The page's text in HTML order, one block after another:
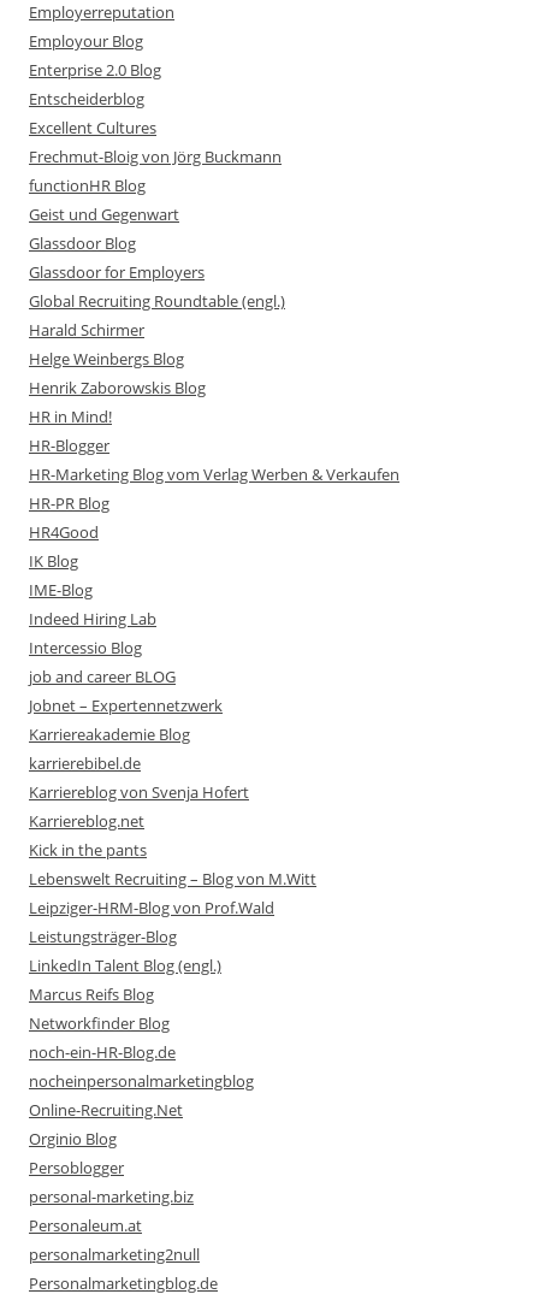
Employerreputation
Employour Blog
Enterprise 2.0 Blog
Entscheiderblog
Excellent Cultures
Frechmut-Bloig von Jörg Buckmann
functionHR Blog
Geist und Gegenwart
Glassdoor Blog
Glassdoor for Employers
Global Recruiting Roundtable (engl.)
Harald Schirmer
Helge Weinbergs Blog
Henrik Zaborowskis Blog
HR in Mind!
HR-Blogger
HR-Marketing Blog vom Verlag Werben & Verkaufen
HR-PR Blog
HR4Good
IK Blog
IME-Blog
Indeed Hiring Lab
Intercessio Blog
job and career BLOG
Jobnet – Expertennetzwerk
Karriereakademie Blog
karrierebibel.de
Karriereblog von Svenja Hofert
Karriereblog.net
Kick in the pants
Lebenswelt Recruiting – Blog von M.Witt
Leipziger-HRM-Blog von Prof.Wald
Leistungsträger-Blog
LinkedIn Talent Blog (engl.)
Marcus Reifs Blog
Networkfinder Blog
noch-ein-HR-Blog.de
nocheinpersonalmarketingblog
Online-Recruiting.Net
Orginio Blog
Persoblogger
personal-marketing.biz
Personaleum.at
personalmarketing2null
Personalmarketingblog.de